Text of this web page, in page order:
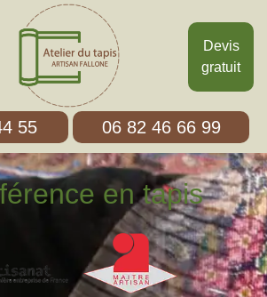
Devis
gratuit
55 06 82 46 66 99
en tapis